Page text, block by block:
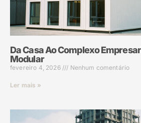
Da Casa Ao Complexo
Modular
fevereiro 4, 2026 Nenhum comentário
Ler mais »